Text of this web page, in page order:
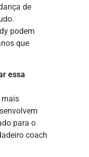
de
podem
que
essa
mais
para o
coach